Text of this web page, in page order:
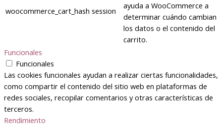
woocommerce_cart_hash session
ayuda a WooCommerce a
determinar cuándo cambian
los datos o el contenido del
carrito.
Funcionales
Funcionales
Las cookies funcionales ayudan a realizar ciertas funcionalidades,
como compartir el contenido del sitio web en plataformas de
redes sociales, recopilar comentarios y otras características de
terceros.
Rendimiento